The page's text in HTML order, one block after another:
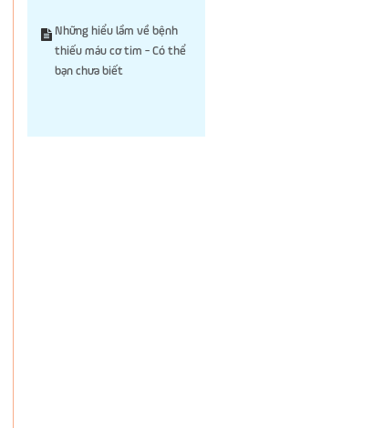
Những hiểu lầm về bệnh
thiếu máu cơ tim - Có thể
bạn chưa biết